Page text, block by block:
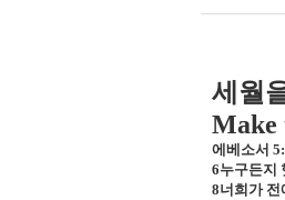
세월
Make
에베소서
6누구든지
8너희가